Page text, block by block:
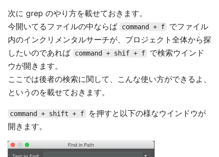
次に grep のやり方を載せておきます。
今開いてるファイルの中ならば
command + f
でファイル
内のインクリメンタルサーチが、プロジェクト全体から探
したいのであれば
command + shif + f
で検索ウインド
ウが開きます。
ここでは後者の検索に関して、こんな使い方ができるよ、
というのを載せておきます。
command + shift + f
を押すと以下の様なウインドウが
開きます。